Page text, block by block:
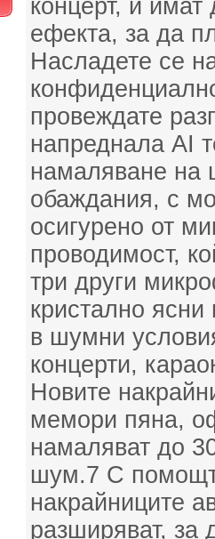
концерт, и имат
ефекта, за да
Насладете се
провеждате
напреднала AI
намаляване на
обаждания, с
осигурено от
проводимост,
три други
кристално
в шумни
концерти,
Новите
мемори пяна,
намаляват до
шум.7 С
накрайниците
разширяват, за